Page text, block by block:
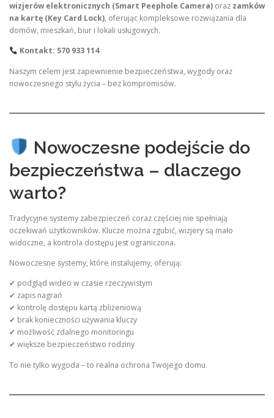
wizjerów elektronicznych (Smart Peephole Camera) oraz zamków
na kartę (Key Card Lock), oferując kompleksowe rozwiązania dla
domów, mieszkań, biur i lokali usługowych.
Kontakt: 570 933 114
Naszym celem jest zapewnienie bezpieczeństwa, wygody oraz
nowoczesnego stylu życia – bez kompromisów.
Nowoczesne podejście do
bezpieczeństwa – dlaczego
warto?
Tradycyjne systemy zabezpieczeń coraz częściej nie spełniają
oczekiwań użytkowników. Klucze można zgubić, wizjery są mało
widoczne, a kontrola dostępu jest ograniczona.
Nowoczesne systemy, które instalujemy, oferują:
✔ podgląd wideo w czasie rzeczywistym
✔ zapis nagrań
✔ kontrolę dostępu kartą zbliżeniową
✔ brak konieczności używania kluczy
✔ możliwość zdalnego monitoringu
✔ większe bezpieczeństwo rodziny
To nie tylko wygoda – to realna ochrona Twojego domu.